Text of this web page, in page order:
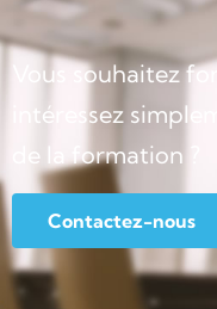
Vous souhaitez
intéressez
de la formation ?
Contactez-nous